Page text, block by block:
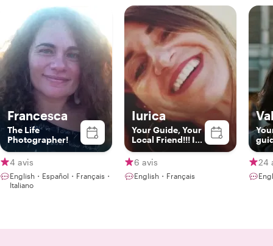
Francesca
The Life
Photographer!
4 avis
English・Español・Français・
Italiano
Iurica
Your Guide, Your
Local Friend!!! In
Livorno, Florence
& Pisa
6 avis
English・Français
24